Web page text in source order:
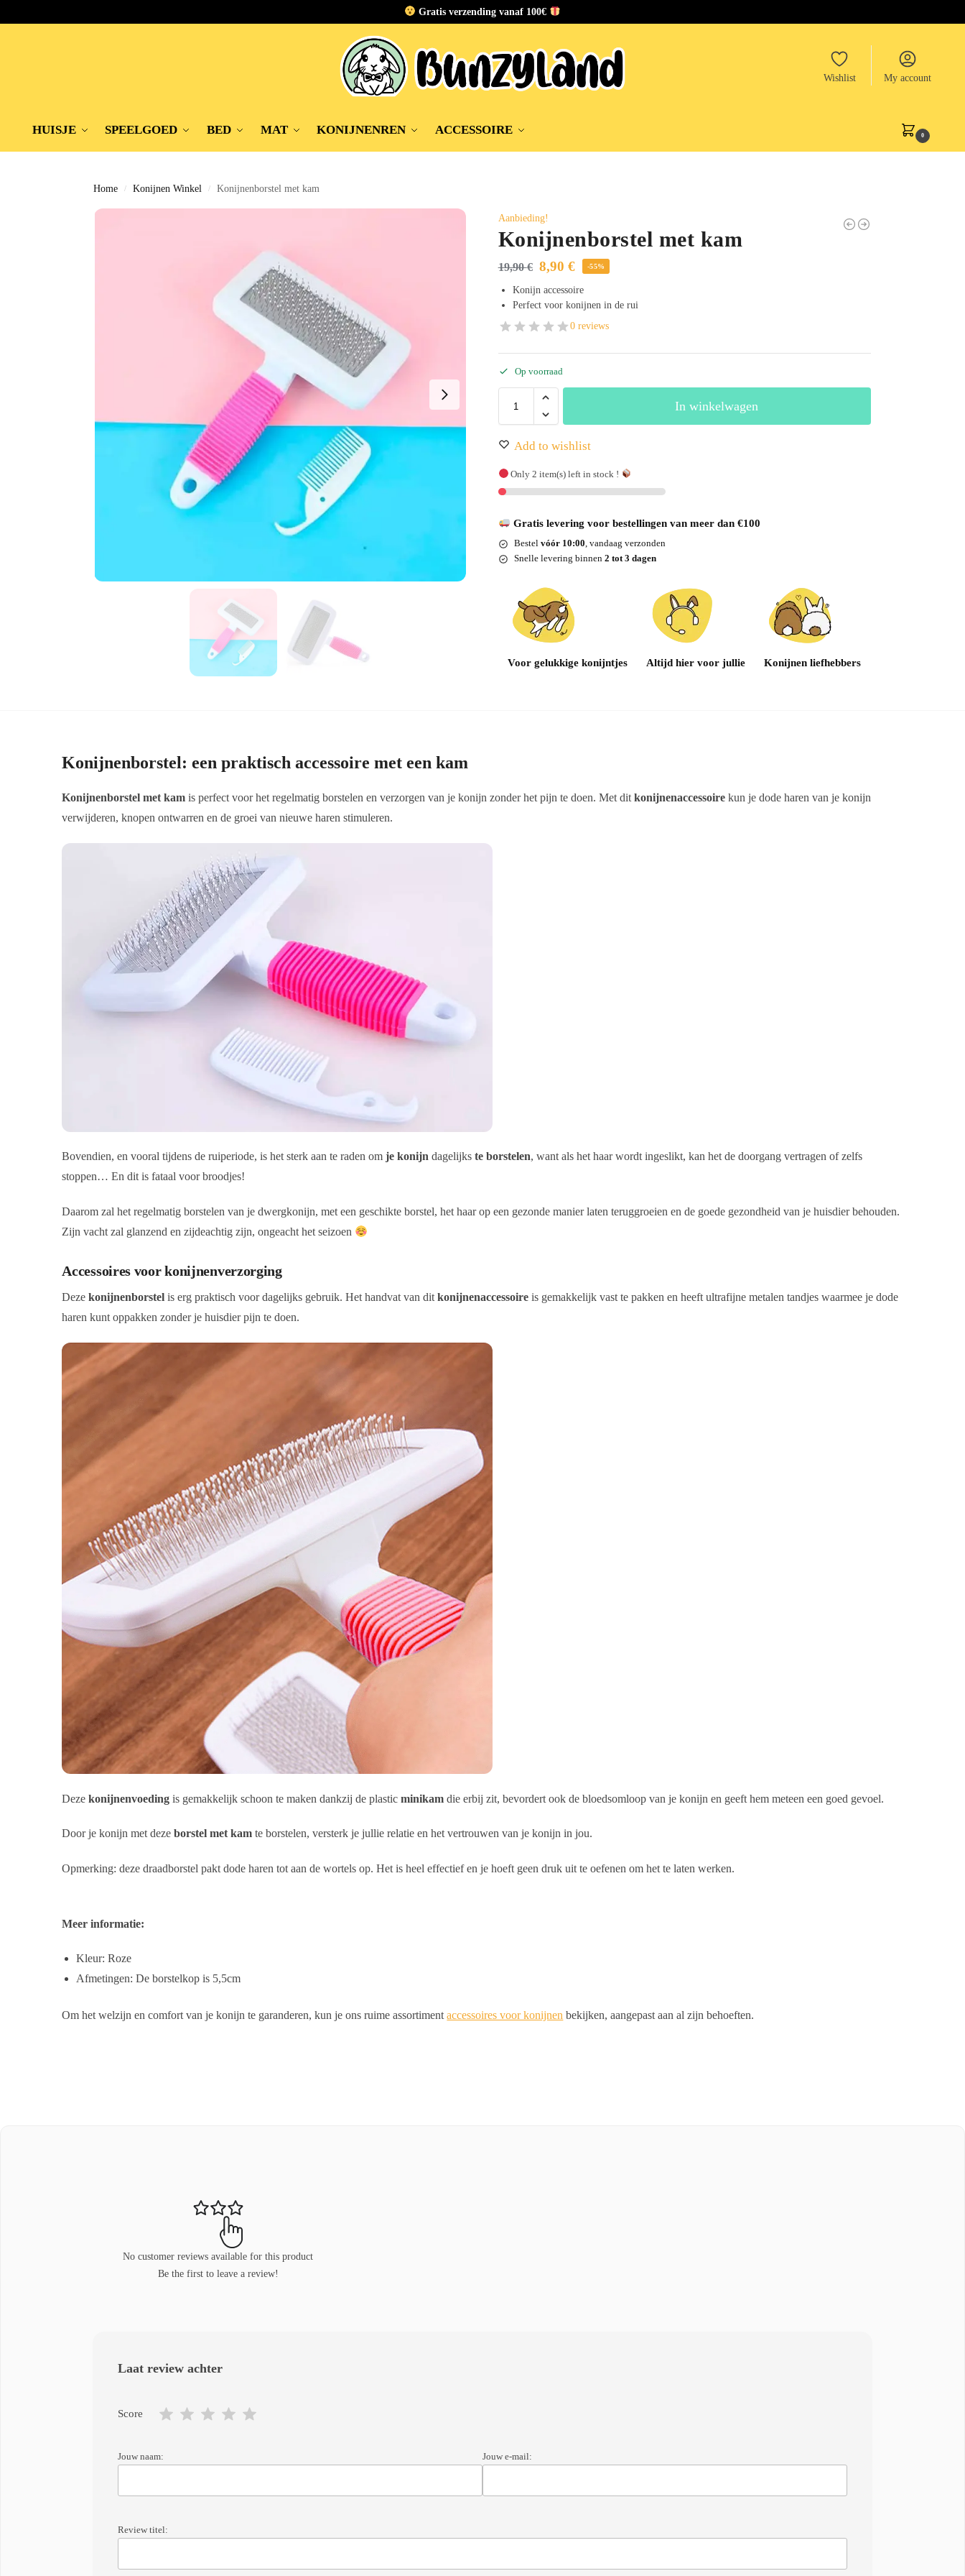
Gratis verzending vanaf 100€
Wishlist My account
HUISJE SPEELGOED BED MAT KONIJNENREN ACCESSOIRE 0
Home / Konijnen Winkel / Konijnenborstel met kam
Aanbieding!
Konijnenborstel met kam
19,90€ 8,90 € -55%
Konijn accessoire
Perfect voor konijnen in de rui
0 reviews
Op voorraad
In winkelwagen
Add to wishlist
Only 2 item(s) left in stock !
Gratis levering voor bestellingen van meer dan €100
Bestel vóór 10:00, vandaag verzonden
Snelle levering binnen 2 tot 3 dagen
Voor gelukkige konijntjes Altijd hier voor jullie Konijnen liefhebbers
Konijnenborstel: een praktisch accessoire met een kam
Konijnenborstel met kam is perfect voor het regelmatig borstelen en verzorgen van je konijn zonder het pijn te doen. Met ditkonijnenaccessoire kun je dode haren van je konijn
verwijderen, knopen ontwarren en de groei van nieuwe haren stimuleren.
Bovendien, en vooral tijdens de ruiperiode, is het sterk aan te raden omje konijn dagelijkste borstelen, want als het haar wordt ingeslikt, kan het de doorgang vertragen of zelfs
stoppen… En dit is fataal voor broodjes!
Daarom zal het regelmatig borstelen van je dwergkonijn, met een geschikte borstel, het haar op een gezonde manier laten teruggroeien en de goede gezondheid van je huisdier behouden.
Zijn vacht zal glanzend en zijdeachtig zijn, ongeacht het seizoen
Accessoires voor konijnenverzorging
Dezekonijnenborstel is erg praktisch voor dagelijks gebruik. Het handvat van ditkonijnenaccessoire is gemakkelijk vast te pakken en heeft ultrafijne metalen tandjes waarmee je dode
haren kunt oppakken zonder je huisdier pijn te doen.
Dezekonijnenvoeding is gemakkelijk schoon te maken dankzij de plasticminikam die erbij zit, bevordert ook de bloedsomloop van je konijn en geeft hem meteen een goed gevoel.
Door je konijn met dezeborstel met kam te borstelen, versterk je jullie relatie en het vertrouwen van je konijn in jou.
Opmerking: deze draadborstel pakt dode haren tot aan de wortels op. Het is heel effectief en je hoeft geen druk uit te oefenen om het te laten werken.
Meer informatie:
Kleur: Roze
Afmetingen: De borstelkop is 5,5cm
Om het welzijn en comfort van je konijn te garanderen, kun je ons ruime assortimentaccessoires voor konijnen bekijken, aangepast aan al zijn behoeften.
No customer reviews available for this product
Be the first to leave a review!
Laat review achter
Score
Jouw naam: Jouw e-mail:
Review titel: